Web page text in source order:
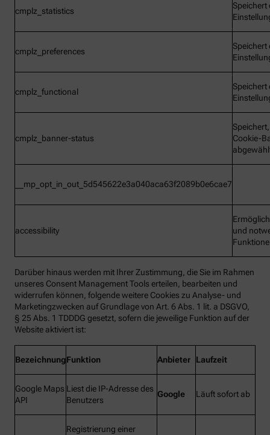
cmplz_statistics
Speichert
cmplz_preferences
Speichert
cmplz_functional
Speichert
cmplz_banner-status
Cookie-
__mp_opt_in_out_5d545622e3a040aca63f2089b0e6cae7
accessibility
und
Darüber hinaus werden mit Ihrer Zustimmung, die Sie im Rahmen
unseres Consent Management Tools erteilen, bearbeiten und
widerrufen können, folgende weitere Cookies zu Analyse- und
Marketingzwecken auf Grundlage von Art. 6 Abs. 1 lit. a DSGVO,
§ 25 Abs. 1 TDDDG gesetzt, sofern die jeweilige Funktion auf der
Website aktiviert ist:
BezeichnungFunktion Anbieter Laufzeit
Google Maps
API
Liest die IP-Adresse des
Benutzers
Google Läuft sofort ab
Registrierung einer